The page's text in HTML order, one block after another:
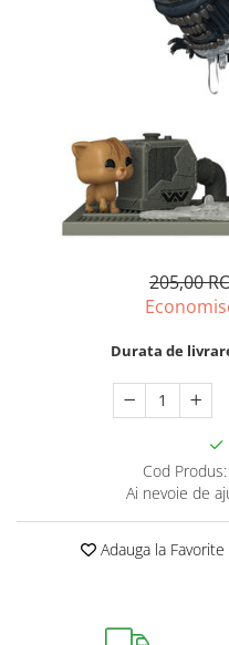
205,00
Durata de
Cod Produs:
Ai nevoie de
Adauga la Favorite